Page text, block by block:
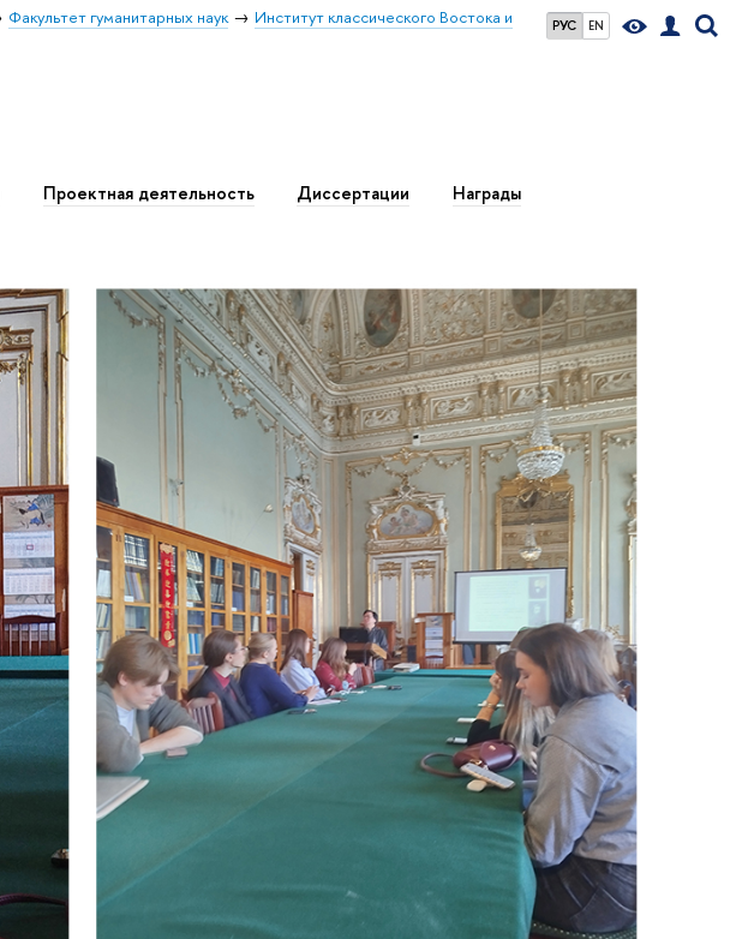
РУС EN
Факультет гуманитарных наук
Институт классического Востока и
Проектная деятельность Диссертации Награды